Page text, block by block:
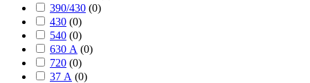
390/430 (0)
430 (0)
540 (0)
630 А (0)
720 (0)
37 А (0)